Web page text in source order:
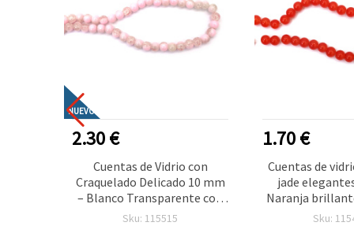
NUEVO
2.30 €
Cuentas de Vidrio con
Craquelado Delicado 10 mm
– Blanco Transparente con
Pintura Rosa Claro, Agujero
Sku: 115515
1.70 €
Cuentas de
jade
Naranja
mm, tira ~85
Sku: